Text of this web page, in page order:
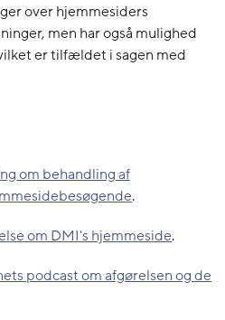
over hjemmesiders
men har også mulighed
er tilfældet i sagen med
om behandling af
.
om DMI's hjemmeside.
podcast om afgørelsen og de